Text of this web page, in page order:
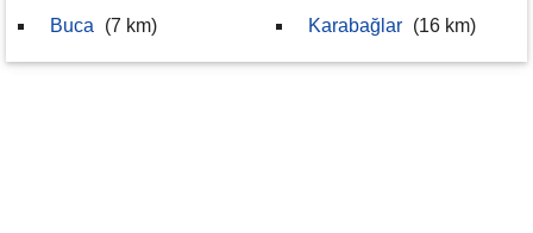
Buca (7 km) Karabağlar (16 km)